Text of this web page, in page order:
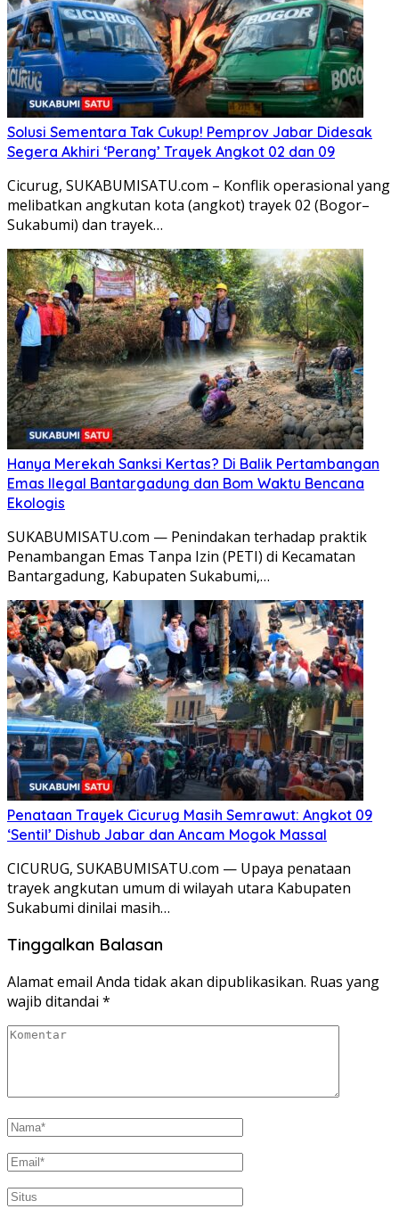
Solusi Sementara Tak Cukup! Pemprov Jabar Didesak
Segera Akhiri ‘Perang’ Trayek Angkot 02 dan 09
​Cicurug, SUKABUMISATU.com – Konflik operasional yang
melibatkan angkutan kota (angkot) trayek 02 (Bogor–
Sukabumi) dan trayek…
Hanya Merekah Sanksi Kertas? Di Balik Pertambangan
Emas Ilegal Bantargadung dan Bom Waktu Bencana
Ekologis
SUKABUMISATU.com — Penindakan terhadap praktik
Penambangan Emas Tanpa Izin (PETI) di Kecamatan
Bantargadung, Kabupaten Sukabumi,…
Penataan Trayek Cicurug Masih Semrawut: Angkot 09
‘Sentil’ Dishub Jabar dan Ancam Mogok Massal
CICURUG, SUKABUMISATU.com — Upaya penataan
trayek angkutan umum di wilayah utara Kabupaten
Sukabumi dinilai masih…
Tinggalkan Balasan
Alamat email Anda tidak akan dipublikasikan. Ruas yang
wajib ditandai *